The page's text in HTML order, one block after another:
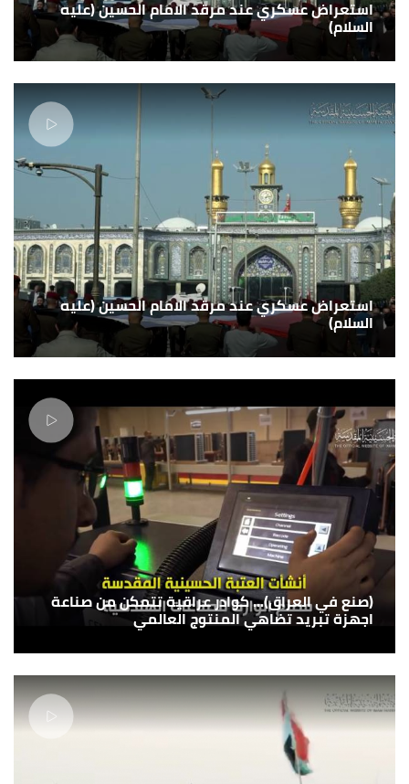
استعراض عسكري عند مرقد الامام الحسين (عليه
السلام)
استعراض عسكري عند مرقد الامام الحسين (عليه
السلام)
(صنع في العراق)... كوادر عراقية تتمكن من صناعة
اجهزة تبريد تضاهي المنتوج العالمي